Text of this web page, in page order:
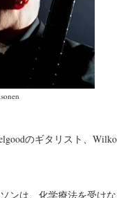
のギタリスト、Wilko
ンは、化学療法を受けな